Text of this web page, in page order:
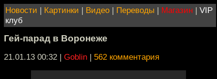
Новости | Картинки | Видео | Переводы | Магазин | VIP
клуб
Гей-парад в Воронеже
21.01.13 00:32 | Goblin | 562 комментария